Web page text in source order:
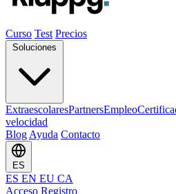
Curso Test Precios
ExtraescolaresPartnersEmpleo
velocidad
Blog Ayuda Contacto
ES
ES EN EU CA
Acceso Registro